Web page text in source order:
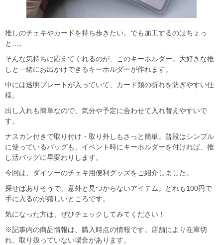
推しのチェキやカードを持ち歩きたい。でも加工するのはちょっ
と…。
そんな気持ちに応えてくれるのが、このキーホルダー。大好きな推
しと一緒にお出かけできるキーホルダーが作れます。
中には透明プレートが入っていて、カード類の折れを防ぎやすい仕
様。
出し入れも簡単なので、気分や予定に合わせて入れ替えやすいで
す。
ナスカン付きで取り付け・取り外しもさっと簡単。普段はシンプル
に使っているバッグも、イベント時にキーホルダーを付ければ、推
し活バッグに早変わりします。
今回は、ダイソーのチェキ用便利グッズをご紹介しました。
探せばありそうで、意外と見つからないアイテム。どれも100円で
手に入るのが嬉しいところです。
気になった方は、ぜひチェックしてみてください！
※記事内の商品情報は、購入時点の情報です。店舗により在庫切
れ、取り扱っていない場合があります。